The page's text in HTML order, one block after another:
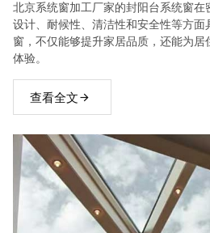
北京系统窗加工厂家的封阳台系统窗
设计、耐候性、清洁性和安全性等方
窗，不仅能够提升家居品质，还能为
体验。
查看全文